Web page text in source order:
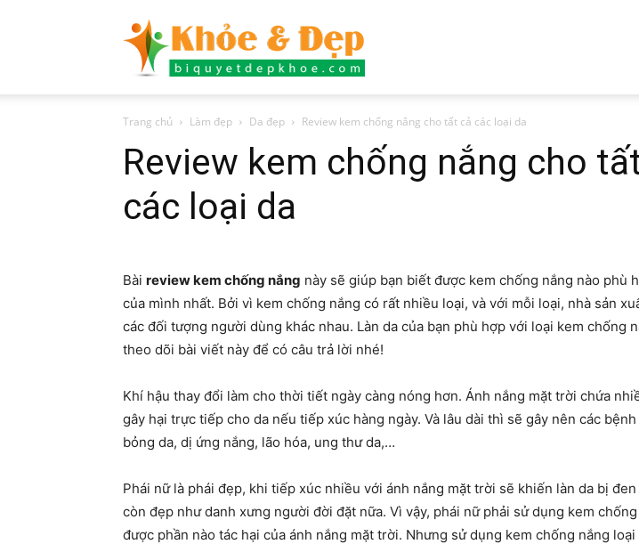
quyết
khỏe
Trang chủ Làm đẹp Da đẹp Review kem chống nắng cho tất cả các loại da
Review kem chống nắng cho
các loại da
Bài review kem chống nắng này sẽ giúp bạn biết được kem chống nắng nào phù
của mình nhất. Bởi vì kem chống nắng có rất nhiều loại, và với mỗi loại, nhà sản
các đối tượng người dùng khác nhau. Làn da của bạn phù hợp với loại kem chống
theo dõi bài viết này để có câu trả lời nhé!
Khí hậu thay đổi làm cho thời tiết ngày càng nóng hơn. Ánh nắng mặt trời chứa
gây hại trực tiếp cho da nếu tiếp xúc hàng ngày. Và lâu dài thì sẽ gây nên các
bỏng da, dị ứng nắng, lão hóa, ung thư da,…
Phái nữ là phái đẹp, khi tiếp xúc nhiều với ánh nắng mặt trời sẽ khiến làn da bị
còn đẹp như danh xưng người đời đặt nữa. Vì vậy, phái nữ phải sử dụng kem
được phần nào tác hại của ánh nắng mặt trời. Nhưng sử dụng kem chống nắng